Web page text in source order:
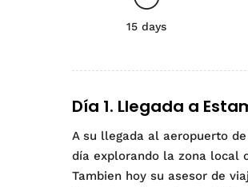
15 days
Día 1. Llegada a
A su llegada al aeropuerto
día explorando la zona local
Tambien hoy su asesor de